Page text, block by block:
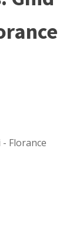
Florance